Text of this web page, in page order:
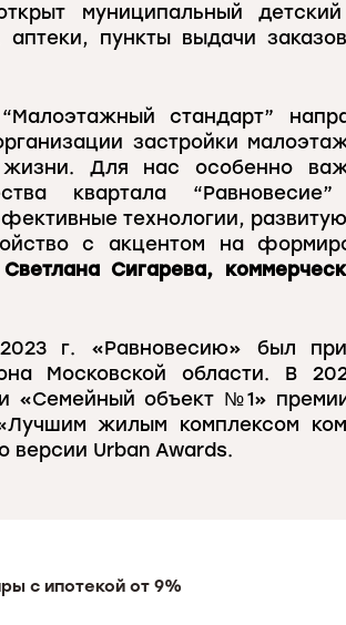
муниципальный
аптеки, пункты выдачи
стандарт”
застройки
жизни. Для нас особенно
квартала
технологии,
с акцентом на
Светлана Сигарева,
г. «Равновесию» был
Московской области. В
«Семейный объект №1»
жилым комплексом
версии Urban Awards.
с ипотекой от 9%